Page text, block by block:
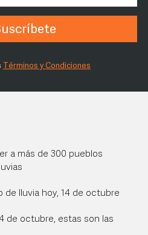
Términos y Condiciones
a más de 300 pueblos
de lluvia hoy, 14 de octubre
de octubre, estas son las